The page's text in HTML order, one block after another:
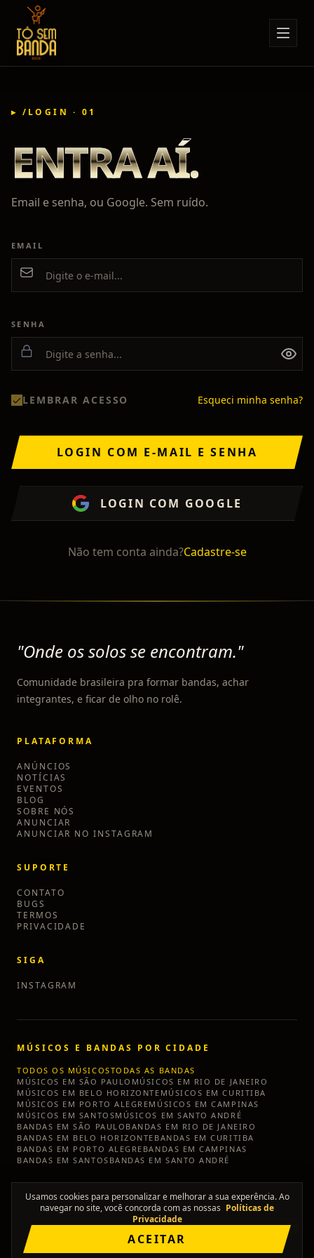
Sobre Nós
Notícias
Minha Conta
▸ /LOGIN · 01
ENTRA AÍ.
Email e senha, ou Google. Sem ruído.
EMAIL
SENHA
LEMBRAR ACESSO Esqueci minha senha?
LOGIN COM E-MAIL E SENHA
LOGIN COM GOOGLE
Não tem conta ainda?Cadastre-se
"Onde os solos se encontram."
Comunidade brasileira pra formar bandas, achar
integrantes, e ficar de olho no rolê.
PLATAFORMA
ANÚNCIOS
NOTÍCIAS
EVENTOS
BLOG
SOBRE NÓS
ANUNCIAR
ANUNCIAR NO INSTAGRAM
SUPORTE
CONTATO
BUGS
TERMOS
PRIVACIDADE
SIGA
INSTAGRAM
MÚSICOS E BANDAS POR CIDADE
TODOS OS MÚSICOSTODAS AS BANDAS
MÚSICOS EM SÃO PAULO MÚSICOS EM RIO DE JANEIRO
MÚSICOS EM BELO HORIZONTE MÚSICOS EMCURITIBA
MÚSICOS EM PORTO ALEGREMÚSICOS EMCAMPINAS
MÚSICOS EM SANTOSMÚSICOS EMSANTO ANDRÉ
BANDAS EMSÃO PAULO BANDAS EM RIO DE JANEIRO
BANDAS EM BELO HORIZONTE BANDAS EMCURITIBA
BANDAS EM PORTO ALEGRE BANDAS EMCAMPINAS
BANDAS EMSANTOS BANDAS EMSANTO ANDRÉ
2026TÔ SEM BANDA
Usamos cookies para personalizar e melhorar a sua experência. Ao
navegar no site, você concorda com as nossas Políticas de
Privacidade
ACEITAR